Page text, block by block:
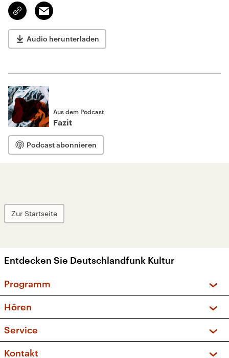
Link
kopieren/teilen
Email
Audio herunterladen
Aus dem Podcast
Fazit
Podcast abonnieren
Zur Startseite
Entdecken Sie Deutschlandfunk Kultur
Programm
Sendungen und Podcasts
Musikliste
Kakadu – Das Kinderprogramm
Hören
Frequenzen (UKW + DAB+)
Service
FAQ
Kontakt